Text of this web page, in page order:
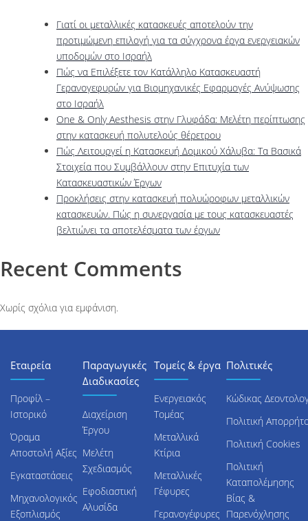
Γιατί οι μεταλλικές κατασκευές αποτελούν την
προτιμώμενη επιλογή για τα σύγχρονα έργα ενεργειακών
υποδομών στο Ισραήλ
Πώς να Επιλέξετε τον Κατάλληλο Κατασκευαστή
Γερανογεφυρών για Βιομηχανικές Εφαρμογές Ανύψωσης
στο Ισραήλ
One & Only Aesthesis στην Γλυφάδα: Μελέτη περίπτωσης
στην κατασκευή πολυτελούς θέρετρου
Πώς Λειτουργεί η Κατασκευή Δομικού Χάλυβα: Τα Βασικά
Στοιχεία που Συμβάλλουν στην Επιτυχία των
Κατασκευαστικών Έργων
Προκλήσεις στην κατασκευή πολυώροφων μεταλλικών
κατασκευών. Πώς η συνεργασία με τους κατασκευαστές
βελτιώνει τα αποτελέσματα των έργων
Recent Comments
Χωρίς σχόλια για εμφάνιση.
Εταιρεία
Προφίλ –
Ιστορικό
Όραμα
Αποστολή Αξίες
Εγκαταστάσεις
Μηχανολογικός
Εξοπλισμός
Παραγωγικές
Διαδικασίες
Διαχείριση
Έργου
Μελέτη
Σχεδιασμός
Εφοδιαστική
Αλυσίδα
Τομείς & έργα
Ενεργειακός
Τομέας
Μεταλλικά
Κτίρια
Μεταλλικές
Γέφυρες
Γερανογέφυρες
Πολιτικές
Κώδικας
Πολιτική
Πολιτική Cookies
Πολιτική
Καταπολέμησης
Βίας &
Παρενόχλησης